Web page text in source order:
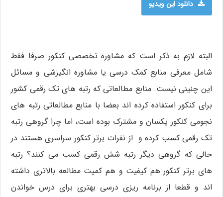
دانلود این ویدیو
البته لازم به ذکر است که مشاوره تخصصی کنکور صرفا فقط
شامل معرفی منابع کمک درسی یا مشاوره انگیزشی و مسائل
این چنینی نیست. منابع مطالعاتی که رتبه های تک رقمی کشور
برای کنکور استفاده کرده اند بعضا با منابع مطالعاتی رتبه های
نجومی کنکور یکسان و مشترک بوده است، اما چرا گروهی رتبه
تک رقمی کسب کرده و از نفرات برتر کنکور سراسری هستند در
حالی که گروهی دیگر رتبه شش رقمی کسب می کنند؟ رتبه
های برتر کنکور هم کیفیت و هم کمیت مطالعه بالاتری داشته
اند و قطعا از برنامه ریزی درسی بهتری برای درس خواندن